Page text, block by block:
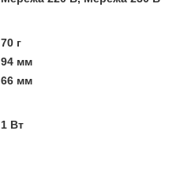
70 г
94 мм
66 мм
1 Вт